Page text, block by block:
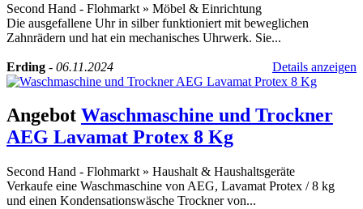
Second Hand - Flohmarkt » Möbel & Einrichtung
Die ausgefallene Uhr in silber funktioniert mit beweglichen
Zahnrädern und hat ein mechanisches Uhrwerk. Sie...
Erding - 06.11.2024 Details anzeigen
Angebot Waschmaschine und Trockner
AEG Lavamat Protex 8 Kg
Second Hand - Flohmarkt » Haushalt & Haushaltsgeräte
Verkaufe eine Waschmaschine von AEG, Lavamat Protex / 8 kg
und einen Kondensationswäsche Trockner von...